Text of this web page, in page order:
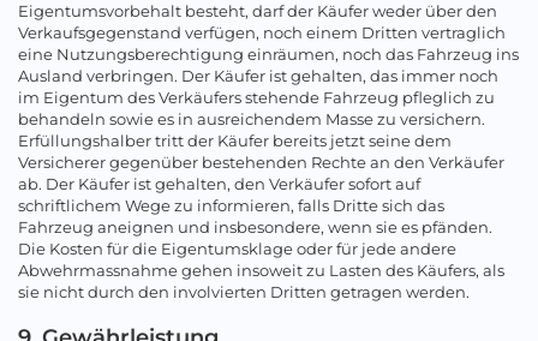
Eigentumsvorbehalt besteht, darf der Käufer weder über den
Verkaufsgegenstand verfügen, noch einem Dritten vertraglich
eine Nutzungsberechtigung einräumen, noch das Fahrzeug ins
Ausland verbringen. Der Käufer ist gehalten, das immer noch
im Eigentum des Verkäufers stehende Fahrzeug pfleglich zu
behandeln sowie es in ausreichendem Masse zu versichern.
Erfüllungshalber tritt der Käufer bereits jetzt seine dem
Versicherer gegenüber bestehenden Rechte an den Verkäufer
ab. Der Käufer ist gehalten, den Verkäufer sofort auf
schriftlichem Wege zu informieren, falls Dritte sich das
Fahrzeug aneignen und insbesondere, wenn sie es pfänden.
Die Kosten für die Eigentumsklage oder für jede andere
Abwehrmassnahme gehen insoweit zu Lasten des Käufers, als
sie nicht durch den involvierten Dritten getragen werden.